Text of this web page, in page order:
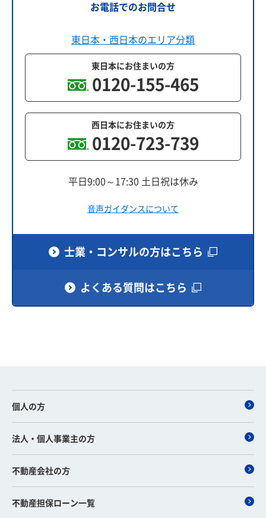
お電話でのお問合せ
東日本・西日本のエリア分類
東日本にお住まいの方
0120-155-465
西日本にお住まいの方
0120-723-739
平日9:00～17:30 土日祝は休み
音声ガイダンスについて
士業・コンサルの方はこちら
よくある質問はこちら
個人の方
法人・個人事業主の方
不動産会社の方
不動産担保ローン一覧